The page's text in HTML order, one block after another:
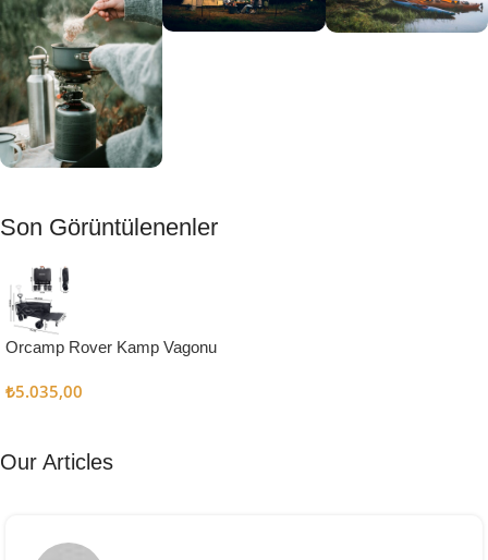
Muftağı
Kampçı
Şefler İçin
Keşfet
Son Görüntülenenler
Orcamp Rover Kamp Vagonu
₺5.035,00
Our Articles